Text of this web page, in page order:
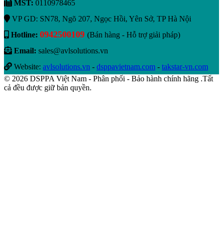
MST: 0110978465
VP GD: SN78, Ngõ 207, Ngọc Hồi, Yên Sở, TP Hà Nội
Hotline: 0942500109 (Bán hàng - Hỗ trợ giải pháp)
Email: sales@avlsolutions.vn
Website: avlsolutions.vn - dsppavietnam.com - takstar-vn.com
© 2026 DSPPA Việt Nam - Phân phối - Bảo hành chính hãng .Tất
cả đều được giữ bản quyền.